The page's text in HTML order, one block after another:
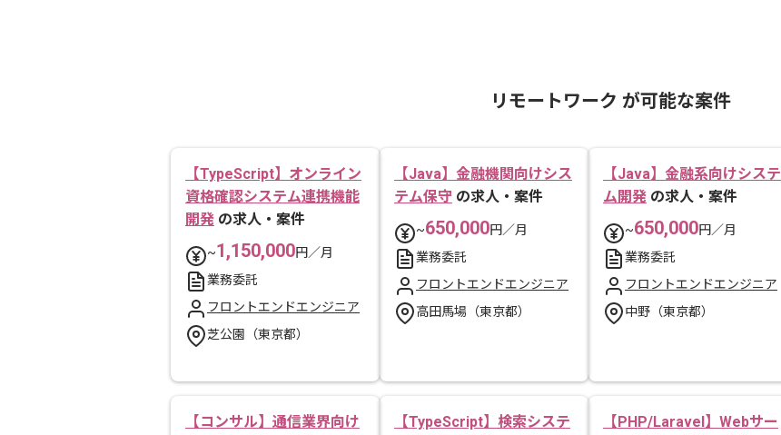
リモートワーク が可能な案件
【TypeScript】オンライン
資格確認システム連携機能
開発 の求人・案件
~1,150,000円／月
業務委託
フロントエンドエンジニア
芝公園（東京都）
【Java】金融機関向けシス
テム保守 の求人・案件
~650,000円／月
業務委託
フロントエンドエンジニア
高田馬場（東京都）
【Java】金融系向けシステ
ム開発 の求人・案件
~650,000円／月
業務委託
フロントエンドエンジニア
中野（東京都）
【コンサル】通信業界向け
【TypeScript】検索システ
【PHP/Laravel】Webサー